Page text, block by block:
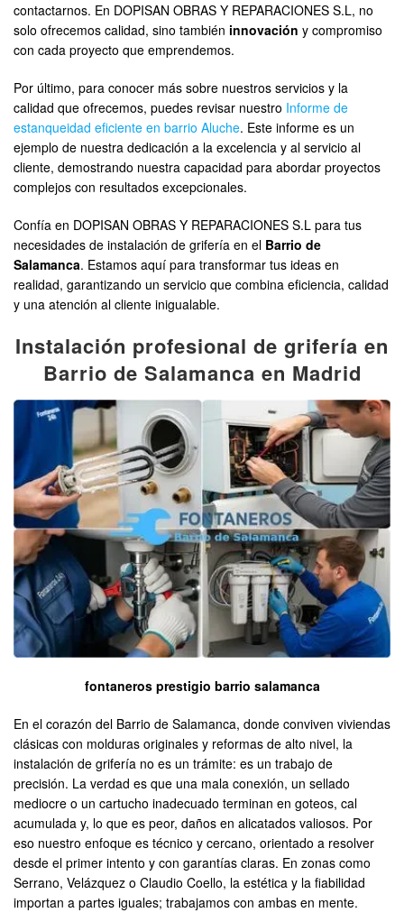
contactarnos. En DOPISAN OBRAS Y REPARACIONES S.L, no
solo ofrecemos calidad, sino también innovación y compromiso
con cada proyecto que emprendemos.
Por último, para conocer más sobre nuestros servicios y la
calidad que ofrecemos, puedes revisar nuestro Informe de
estanqueidad eficiente en barrio Aluche. Este informe es un
ejemplo de nuestra dedicación a la excelencia y al servicio al
cliente, demostrando nuestra capacidad para abordar proyectos
complejos con resultados excepcionales.
Confía en DOPISAN OBRAS Y REPARACIONES S.L para tus
necesidades de instalación de grifería en el Barrio de
Salamanca. Estamos aquí para transformar tus ideas en
realidad, garantizando un servicio que combina eficiencia, calidad
y una atención al cliente inigualable.
Instalación profesional de grifería en
Barrio de Salamanca en Madrid
fontaneros prestigio barrio salamanca
En el corazón del Barrio de Salamanca, donde conviven viviendas
clásicas con molduras originales y reformas de alto nivel, la
instalación de grifería no es un trámite: es un trabajo de
precisión. La verdad es que una mala conexión, un sellado
mediocre o un cartucho inadecuado terminan en goteos, cal
acumulada y, lo que es peor, daños en alicatados valiosos. Por
eso nuestro enfoque es técnico y cercano, orientado a resolver
desde el primer intento y con garantías claras. En zonas como
Serrano, Velázquez o Claudio Coello, la estética y la fiabilidad
importan a partes iguales; trabajamos con ambas en mente.